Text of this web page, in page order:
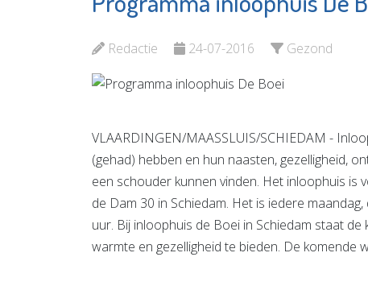
Redactie 24-07-2016 Gezond
VLAARDINGEN/MAASSLUIS/SCHIEDAM -
(gehad) hebben en hun naasten, gezelligheid,
een schouder kunnen vinden. Het inloophuis is
de Dam 30 in Schiedam. Het is iedere
uur. Bij inloophuis de Boei in Schiedam staat
warmte en gezelligheid te bieden. De komende
Waterweg Noord
Bekijk de pagina
Delta
Bekijk de